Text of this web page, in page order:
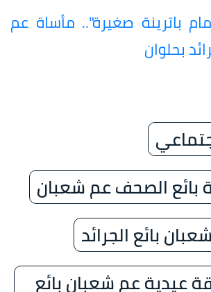
باترينة صغيرة".. مأساة عم
بحلوان
بائع الصحف عم شعبان
بائع الجرائد
عيدية عم شعبان بائع